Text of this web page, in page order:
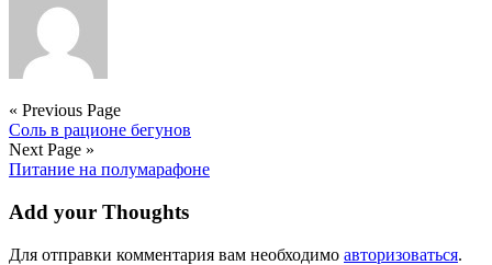
« Previous Page
Соль в рационе бегунов
Next Page »
Питание на полумарафоне
Add your Thoughts
Для отправки комментария вам необходимо авторизоваться.